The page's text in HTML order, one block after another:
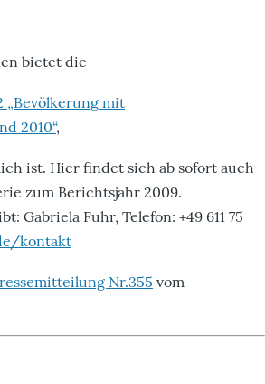
bietet die
„Bevölkerung mit
2010“,
ist. Hier findet sich ab sofort auch
zum Berichtsjahr 2009.
Gabriela Fuhr, Telefon: +49 611 75
kontakt
Nr.355 vom